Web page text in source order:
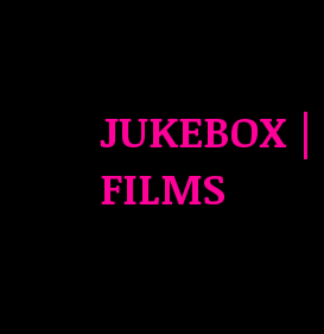
JUKEBOX |
FILMS